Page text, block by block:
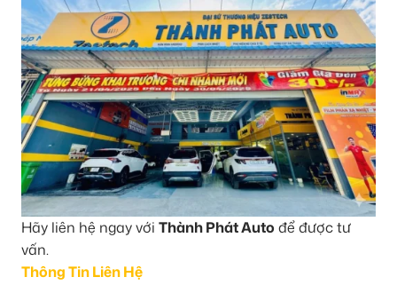
Hãy liên hệ ngay với Thành Phát Auto để được tư
vấn.
Thông Tin Liên Hệ